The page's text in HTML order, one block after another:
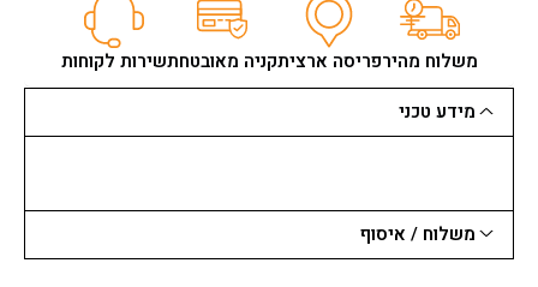
ALLWA
משלוח מהירפריסה ארציתקניה מאובטחתשירות לקוחות
מידע טכני
משלוח / איסוף